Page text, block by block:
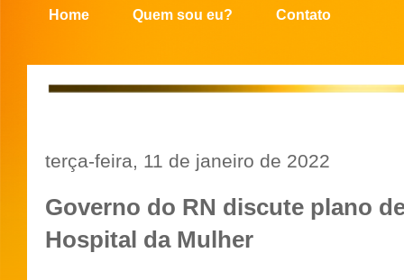
Home Quem sou eu? Contato
terça-feira, 11 de janeiro de 2022
Governo do RN discute plano
Hospital da Mulher